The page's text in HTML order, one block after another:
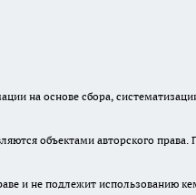
на основе сбора,
объектами авторского права.
и не подлежит использованию